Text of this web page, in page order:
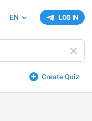
LOG IN
EN
Create Quiz